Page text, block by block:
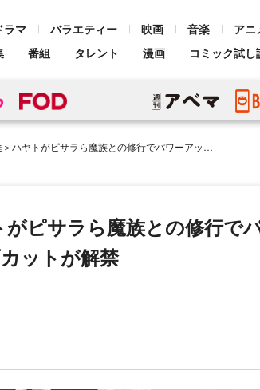
ラマ バラエティー 映画 音楽 アニ
番組 タレント 漫画 コミック試し
サラら魔族との修行でパワーアップ！第6話あらすじ＆場面カットが解禁
がピサラら魔族との修行で
ットが解禁